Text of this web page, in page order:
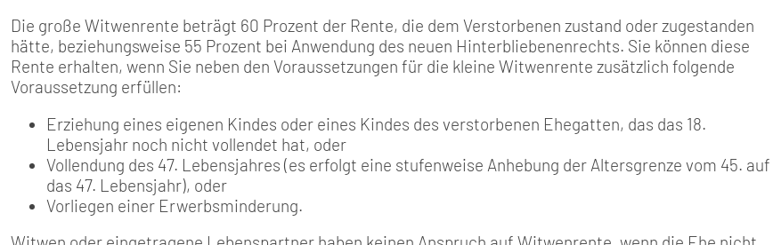
Die große Witwenrente beträgt 60 Prozent der Rente, die dem Verstorbenen zustand oder zugestanden
hätte, beziehungsweise 55 Prozent bei Anwendung des neuen Hinterbliebenenrechts. Sie können diese
Rente erhalten, wenn Sie neben den Voraussetzungen für die kleine Witwenrente zusätzlich folgende
Voraussetzung erfüllen:
Erziehung eines eigenen Kindes oder eines Kindes des verstorbenen Ehegatten, das das 18.
Lebensjahr noch nicht vollendet hat, oder
Vollendung des 47. Lebensjahres (es erfolgt eine stufenweise Anhebung der Altersgrenze vom 45. auf
das 47. Lebensjahr), oder
Vorliegen einer Erwerbsminderung.